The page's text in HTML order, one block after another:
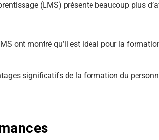
(LMS) présente beaucoup plus
ont montré qu’il est idéal pour la
significatifs de la formation du